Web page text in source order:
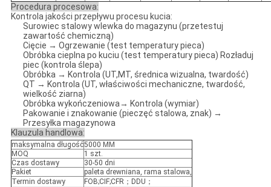
Procedura procesowa:
Kontrola jakości przepływu procesu kucia:
Surowiec stalowy wlewka do magazynu (przetestuj
zawartość chemiczną)
Cięcie → Ogrzewanie (test temperatury pieca)
Obróbka cieplna po kuciu (test temperatury pieca) Rozładuj
piec (kontrola ślepa)
Obróbka → Kontrola (UT,MT, średnica wizualna, twardość)
QT → Kontrola (UT, właściwości mechaniczne, twardość,
wielkość ziarna)
Obróbka wykończeniowa→ Kontrola (wymiar)
Pakowanie i znakowanie (pieczęć stalowa, znak) →
Przesyłka magazynowa
Klauzula handlowa:
maksymalna długość5000 MM
MOQ
1 szt.
Czas dostawy
30-50 dni
Pakiet
paleta drewniana, rama stalowa,
Termin dostawy
FOB;CIF;CFR；DDU；